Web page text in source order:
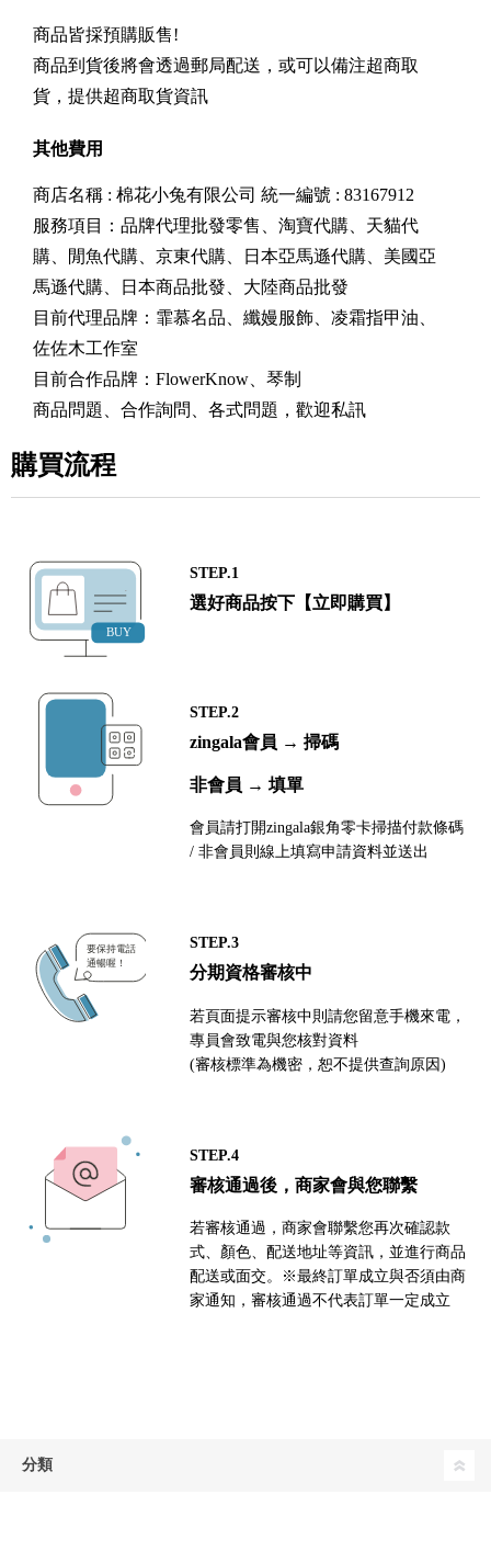
商品皆採預購販售!
商品到貨後將會透過郵局配送，或可以備注超商取
貨，提供超商取貨資訊
其他費用
商店名稱 : 棉花小兔有限公司 統一編號 : 83167912
服務項目：品牌代理批發零售、淘寶代購、天貓代
購、閒魚代購、京東代購、日本亞馬遜代購、美國亞
馬遜代購、日本商品批發、大陸商品批發
目前代理品牌：霏慕名品、纖嫚服飾、凌霜指甲油、
佐佐木工作室
目前合作品牌：FlowerKnow、琴制
商品問題、合作詢問、各式問題，歡迎私訊
購買流程
STEP.1
選好商品按下【立即購買】
STEP.2
zingala會員 → 掃碼
非會員 → 填單
會員請打開zingala銀角零卡掃描付款條碼
/ 非會員則線上填寫申請資料並送出
STEP.3
分期資格審核中
若頁面提示審核中則請您留意手機來電，
專員會致電與您核對資料
(審核標準為機密，恕不提供查詢原因)
STEP.4
審核通過後，商家會與您聯繫
若審核通過，商家會聯繫您再次確認款
式、顏色、配送地址等資訊，並進行商品
配送或面交。※最終訂單成立與否須由商
家通知，審核通過不代表訂單一定成立
分類